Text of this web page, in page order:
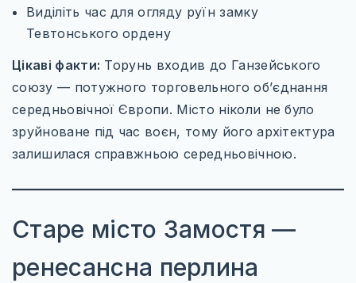
Виділіть час для огляду руїн замку
Тевтонського ордену
Цікаві факти: Торунь входив до Ганзейського
союзу — потужного торговельного об’єднання
середньовічної Європи. Місто ніколи не було
зруйноване під час воєн, тому його архітектура
залишилася справжньою середньовічною.
Старе місто Замостя —
ренесансна перлина